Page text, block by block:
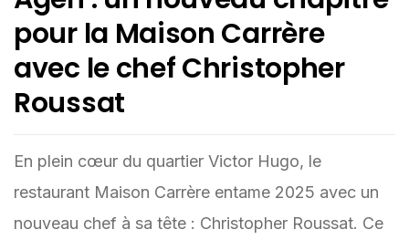
pour la Maison Carrère
avec le chef Christopher
Roussat
En plein cœur du quartier Victor Hugo, le
restaurant Maison Carrère entame 2025 avec un
nouveau chef à sa tête : Christopher Roussat. Ce